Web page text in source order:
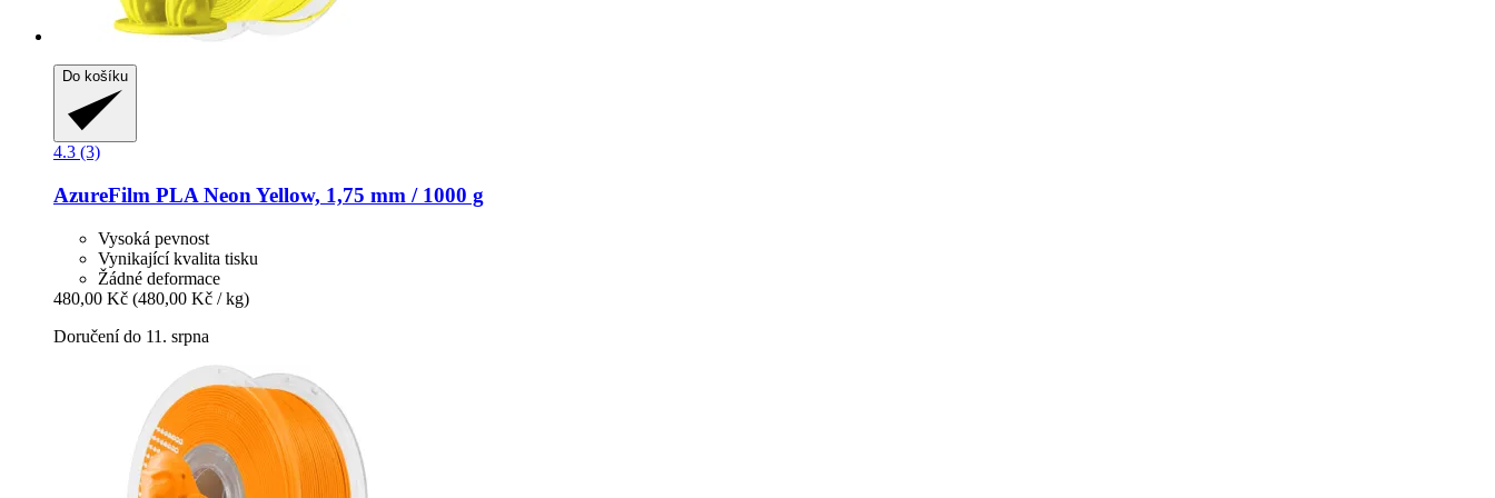
Do košíku
4.3 (3)
AzureFilm PLA Neon Yellow, 1,75 mm / 1000 g
Vysoká pevnost
Vynikající kvalita tisku
Žádné deformace
480,00 Kč (480,00 Kč / kg)
Doručení do 11. srpna